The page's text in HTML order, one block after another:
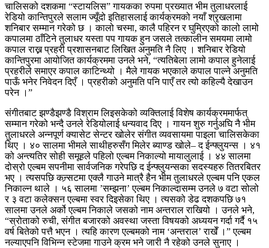
चालिसको दशकमा “स्टायलिस” गायकका रुपमा प्रख्यात भीम तुलाधरलाई
रेडियो कान्तिपुरले सलाम ज्यूँदो इतिहासलाई कार्यक्रमको नयाँ श्रृखलामा
शनिबार सम्मान गरेको छ । कालो चस्मा, कालै पहिरन र घुम्रिएको कालो लामो
कपालमा ठाँटिने तुलाधर यस्ता पप गायक हुन जसले तत्कालीन समयमा लामो
कपाल राख्न प्रहरी प्रशासनबाट लिखित अनुमति नै लिए । शनिबार रेडियो
कान्तिपुरमा आयोजित कार्यक्रममा उनले भने, “त्यतिबेला लामो कपाल हुनेलाई
प्रहरीले समाएर कपाल काटिन्थ्यो । मैले गायक भएकाले कपाल पाल्ने अनुमति
पाऊँ भनेर निवेदन दिएँ । प्रहरीको अनुमति पनि पाएँ तर त्यो कहिल्यै देखाउन
परेन ।”
संगीतबाट झण्डैझण्डै विश्राम लिइसकेको व्यक्तिलाई विशेष कार्यक्रममार्फत्
सम्मान गरेको भन्दै उनले रेडियोलाई धन्यवाद दिए । गायन शुरु गर्नुअघि नै भीम
तुलाधरले अन्नपूर्ण क्यासेट सेन्टर खोलेर संगीत व्यवसायमा पाइला चालिसकेका
थिए । ४० सालमा भीमले साथीहरुसँग मिलेर ब्याण्ड खोले– द ईन्फ्लुयन्स । ४१
को अन्त्यतिर सोही समूहले पहिलो एल्बम निकाल्यो मायालुलाई । ४४ सालमा
दोस्रो एल्बम सपनीमा सार्वजनिक गरेपछि द ईन्फ्लुयन्सका सदस्यहरु तितरबितर
भए । त्यसपछि कन्र्सटमा एक्लै गाउने मात्रै हैन भीम तुलाधरले एल्बम पनि एकल
निकाल्न थाले । ५६ सालमा ’सम्झना’ एल्बम निकाल्दासम्म उनले ७ वटा सोलो
र ३ वटा कलेक्सन एल्बमा स्वर दिइसेका थिए । त्यसको डेढ दशकपछि ७१
सालमा उनले अर्को एल्बम निकाले जसको नाम अन्तराल राखियो । उनले भने,
“स्रोताको रुची, संगीत बजारको अवस्था जस्ता विषयको अध्ययन गर्दा गर्दै १५
वर्ष बितेको पत्तै भएन । त्यहि कारण एल्बमको नाम ‘अन्तराल’ राखेँ ।” एल्बम
नल्याएपनि विभिन्न स्टेजमा गाउने क्रम भने जारी नै रहेको उनले सुनाए ।